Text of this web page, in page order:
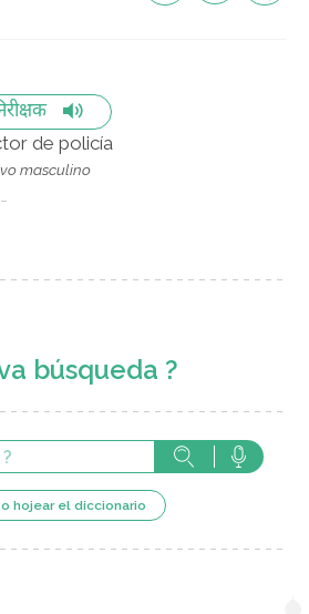
de policía
masculino
búsqueda ?
o hojear el diccionario